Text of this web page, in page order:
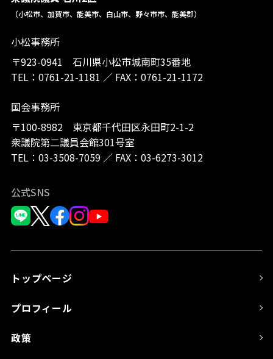
（小松市、加賀市、能美市、白山市、野々市市、能美郡）
小松事務所
〒923-0941 石川県小松市城南町35番地
TEL： 0761-21-1181 ／ FAX：0761-21-1172
国会事務所
〒100-8982 東京都千代田区永田町2-1-2
衆議院第二議員会館301号室
TEL： 03-3508-7059／ FAX：03-6273-3012
公式SNS
トップページ
プロフィール
政策